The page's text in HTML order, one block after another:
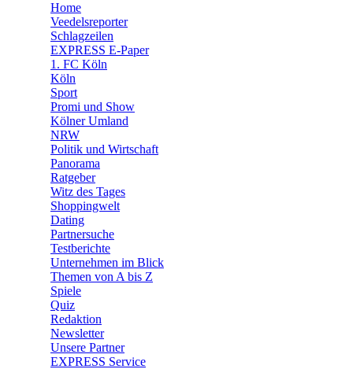
Home
Veedelsreporter
Schlagzeilen
EXPRESS E-Paper
1. FC Köln
Köln
Sport
Promi und Show
Kölner Umland
NRW
Politik und Wirtschaft
Panorama
Ratgeber
Witz des Tages
Shoppingwelt
Dating
Partnersuche
Testberichte
Unternehmen im Blick
Themen von A bis Z
Spiele
Quiz
Redaktion
Newsletter
Unsere Partner
EXPRESS Service